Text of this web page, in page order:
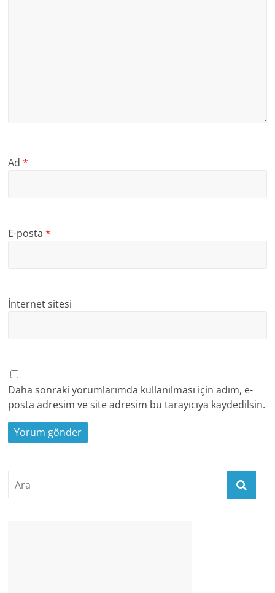
Ad*
E-posta*
İnternet sitesi
Daha sonraki yorumlarımda kullanılması için adım, e-
posta adresim ve site adresim bu tarayıcıya kaydedilsin.